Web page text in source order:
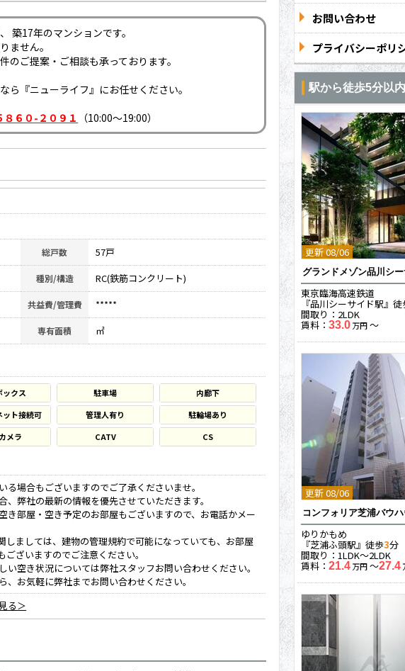
築17年のマンションです。
ません。
のご提案・ご相談も承っております。
ら『ニューライフ』にお任せください。
８６０-２０９１ （10:00～19:00）
総戸数 57戸
種別/構造 RC(鉄筋コンクリート)
共益費/管理費 *****
専有面積 ㎡
ックス 駐車場
内廊下
ット接続可 管理人有り
駐輪場あり
メラ CATV
CS
場合もございますのでご了承くださいませ。
弊社の最新の情報を優先させていただきます。
部屋・空き予定のお部屋もございますので、お電話かメー
ましては、建物の管理規約で可能になっていても、お部屋
ざいますのでご注意ください。
空き状況については弊社スタッフお問い合わせください。
お気軽に弊社までお問い合わせください。
る＞
お問い合わせ
プライバシーポリ
駅から徒歩5分以内
更新 08/06
東京臨海高速鉄道
『品川シーサイド駅』徒
間取り：2LDK
賃料： 33.0万円〜
更新 08/06
コンフォリア芝浦バウ
ゆりかもめ
『芝浦ふ頭駅』徒歩3分
間取り：1LDK〜2LDK
賃料： 21.4万円〜27.4